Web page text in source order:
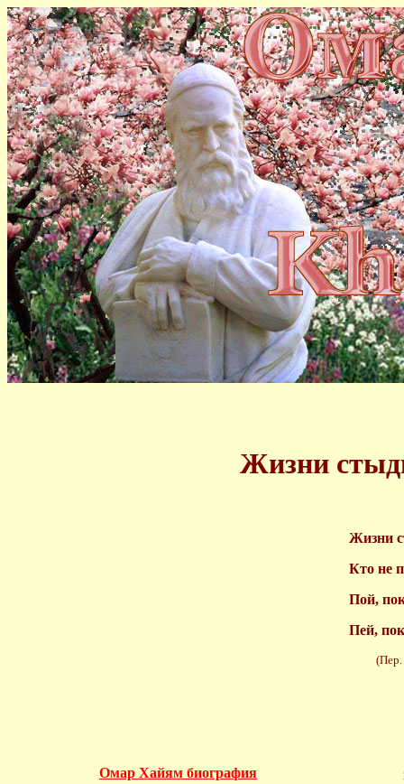
Жизни
Жизни
Кто не
Пой,
Пей,
(Пер. Г.
Омар Хайям биография